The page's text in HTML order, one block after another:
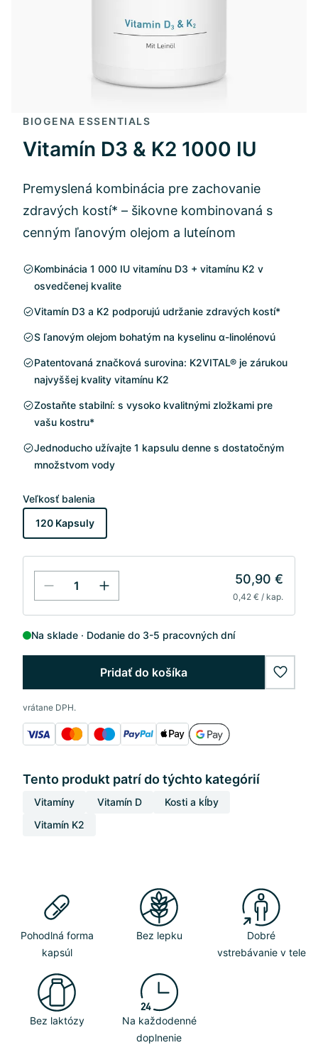
BIOGENA ESSENTIALS
Vitamín D3 & K2 1000 IU
Premyslená kombinácia pre zachovanie
zdravých kostí* – šikovne kombinovaná s
cenným ľanovým olejom a luteínom
Kombinácia 1 000 IU vitamínu D3 + vitamínu K2 v
osvedčenej kvalite
Vitamín D3 a K2 podporujú udržanie zdravých kostí*
S ľanovým olejom bohatým na kyselinu α-linolénovú
Patentovaná značková surovina: K2VITAL® je zárukou
najvyššej kvality vitamínu K2
Zostaňte stabilní: s vysoko kvalitnými zložkami pre
vašu kostru*
Jednoducho užívajte 1 kapsulu denne s dostatočným
množstvom vody
Veľkosť balenia
120 Kapsuly
50,90 €
0,42 € / kap.
Na sklade Dodanie do 3-5 pracovných dní
Pridať do košíka
vrátane DPH.
Tento produkt patrí do týchto kategórií
Vitamíny Vitamín D
Kosti a kĺby
Vitamín K2
Pohodlná forma
kapsúl
Bez lepku
Dobré
vstrebávanie v tele
Bez laktózy
Na každodenné
doplnenie